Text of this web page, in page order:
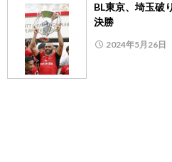
BL東京、埼玉破
決勝
2024年5月26日